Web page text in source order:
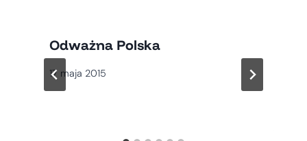
Odważna Polska
17 maja 2015